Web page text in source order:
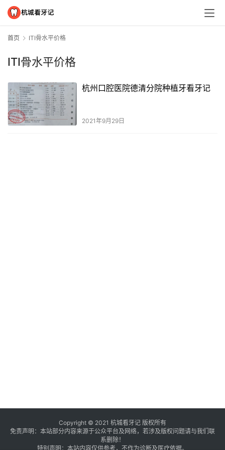
首页 ITI骨水平价格
ITI骨水平价格
杭州口腔医院德清分院种植牙看牙记
2021年9月29日
Copyright © 2021 杭城看牙记 版权所有
免责声明：本站部分内容来源于公众平台及网络，若涉及版权问题请与我们联
系删除！
特别声明：本站内容仅供参考，不作为诊断及医疗依据。